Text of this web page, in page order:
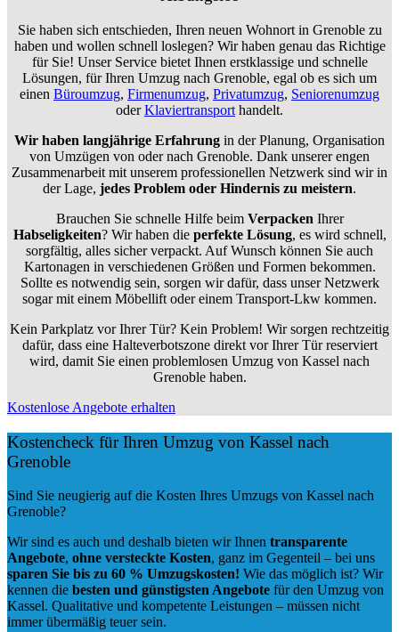
Sie haben sich entschieden, Ihren neuen Wohnort in Grenoble zu
haben und wollen schnell loslegen? Wir haben genau das Richtige
für Sie! Unser Service bietet Ihnen erstklassige und schnelle
Lösungen, für Ihren Umzug nach Grenoble, egal ob es sich um
einen Büroumzug, Firmenumzug, Privatumzug, Seniorenumzug
oder Klaviertransport handelt.
Wir haben langjährige Erfahrung in der Planung, Organisation
von Umzügen von oder nach Grenoble. Dank unserer engen
Zusammenarbeit mit unserem professionellen Netzwerk sind wir in
der Lage, jedes Problem oder Hindernis zu meistern.
Brauchen Sie schnelle Hilfe beim Verpacken Ihrer
Habseligkeiten? Wir haben die perfekte Lösung, es wird schnell,
sorgfältig, alles sicher verpackt. Auf Wunsch können Sie auch
Kartonagen in verschiedenen Größen und Formen bekommen.
Sollte es notwendig sein, sorgen wir dafür, dass unser Netzwerk
sogar mit einem Möbellift oder einem Transport-Lkw kommen.
Kein Parkplatz vor Ihrer Tür? Kein Problem! Wir sorgen rechtzeitig
dafür, dass eine Halteverbotszone direkt vor Ihrer Tür reserviert
wird, damit Sie einen problemlosen Umzug von Kassel nach
Grenoble haben.
Kostenlose Angebote erhalten
Kostencheck für Ihren Umzug von Kassel nach
Grenoble
Sind Sie neugierig auf die Kosten Ihres Umzugs von Kassel nach
Grenoble?
Wir sind es auch und deshalb bieten wir Ihnen transparente
Angebote, ohne versteckte Kosten, ganz im Gegenteil – bei uns
sparen Sie bis zu 60 % Umzugskosten! Wie das möglich ist? Wir
kennen die besten und günstigsten Angebote für den Umzug von
Kassel. Qualitative und kompetente Leistungen – müssen nicht
immer übermäßig teuer sein.